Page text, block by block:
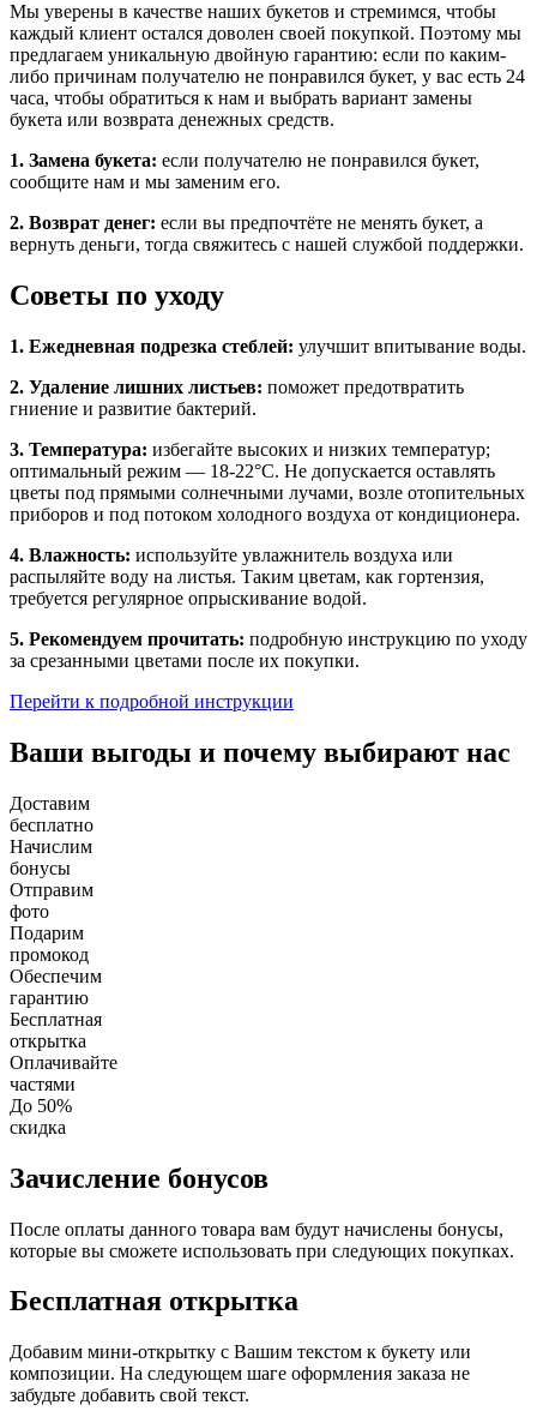
Мы уверены в качестве наших букетов и стремимся, чтобы
каждый клиент остался доволен своей покупкой. Поэтому мы
предлагаем уникальную двойную гарантию: если по каким-
либо причинам получателю не понравился букет, у вас есть 24
часа, чтобы обратиться к нам и выбрать вариант замены
букета или возврата денежных средств.
1. Замена букета: если получателю не понравился букет,
сообщите нам и мы заменим его.
2. Возврат денег: если вы предпочтёте не менять букет, а
вернуть деньги, тогда свяжитесь с нашей службой поддержки.
Советы по уходу
1. Ежедневная подрезка стеблей: улучшит впитывание воды.
2. Удаление лишних листьев: поможет предотвратить
гниение и развитие бактерий.
3. Температура: избегайте высоких и низких температур;
оптимальный режим — 18-22°C. Не допускается оставлять
цветы под прямыми солнечными лучами, возле отопительных
приборов и под потоком холодного воздуха от кондиционера.
4. Влажность: используйте увлажнитель воздуха или
распыляйте воду на листья. Таким цветам, как гортензия,
требуется регулярное опрыскивание водой.
5. Рекомендуем прочитать: подробную инструкцию по уходу
за срезанными цветами после их покупки.
Перейти к подробной инструкции
Ваши выгоды и почему выбирают нас
Доставим
бесплатно
Начислим
бонусы
Отправим
фото
Подарим
промокод
Обеспечим
гарантию
Бесплатная
открытка
Оплачивайте
частями
До 50%
скидка
Зачисление бонусов
После оплаты данного товара вам будут начислены бонусы,
которые вы сможете использовать при следующих покупках.
Бесплатная открытка
Добавим мини-открытку с Вашим текстом к букету или
композиции. На следующем шаге оформления заказа не
забудьте добавить свой текст.